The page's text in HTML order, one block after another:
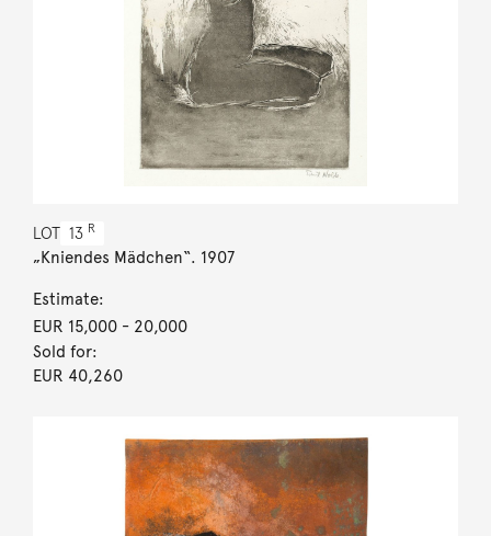
LOT 13 R
„Kniendes Mädchen“. 1907
Estimate:
EUR 15,000- 20,000
Sold for:
EUR 40,260